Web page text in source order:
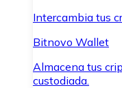
Intercambia tus
Bitnovo Wallet
Almacena tus
custodiada.